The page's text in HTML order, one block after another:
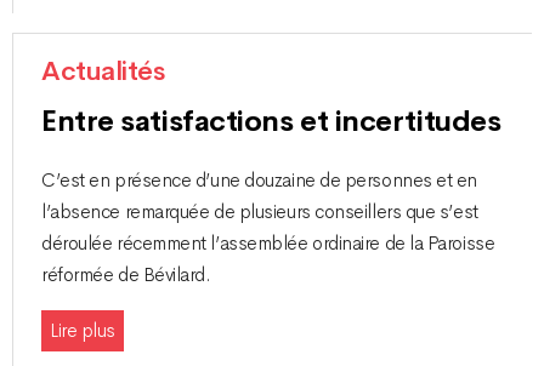
Actualités
Entre satisfactions et incertitudes
C’est en présence d’une douzaine de personnes et en
l’absence remarquée de plusieurs conseillers que s’est
déroulée récemment l’assemblée ordinaire de la Paroisse
réformée de Bévilard.
Lire plus